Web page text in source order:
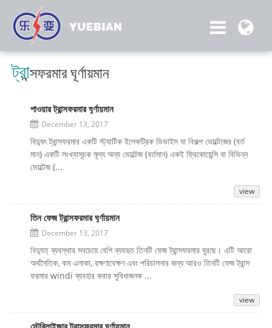
ট্রান্সফরমার ঘূর্ণায়মান
পাওয়ার ট্রান্সফরমার ঘূর্ণায়মান
December 13, 2017
বিদ্যুৎ ট্রান্সফরমার একটি স্ট্যাটিক ইলেকট্রিক ডিভাইস যা বিকল্প ভোল্টেজের (বর্ত
মান) একটি সংখ্যাসূচক মূল্য অন্য ভোল্টেজ (বর্তমান) একই ফ্রিকোয়েন্সি বা বিভিন্ন
ভোল্টেজ (...
view
তিন ফেজ ট্রান্সফরমার ঘূর্ণায়মান
December 13, 2017
বিদ্যুত্ ব্যবস্থার সবচেয়ে বেশি ব্যবহৃত তিনটি ফেজ ট্রান্সফরমার ঘুরছে। এটি আরো
অর্থনৈতিক, কম এলাকা, রক্ষণাবেক্ষণ এবং পরিচালনার জন্য আরও তিনটি ফেজ ট্রান্স
ফরমার windi ব্যবহার করার সুবিধাজনক ...
view